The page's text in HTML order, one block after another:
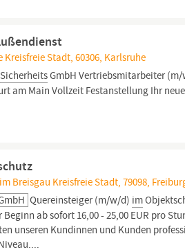
Stadt, 60306, Karlsruhe
SicherheitsGmbH Vertriebsmitarbeiter
am Main Vollzeit Festanstellung Ihr
Breisgau Kreisfreie Stadt, 79098,
Quereinsteiger (m/w/d) im
ab sofort 16,00 - 25,00 EUR pro
unseren Kundinnen und Kunden